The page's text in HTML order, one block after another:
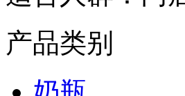
产品类别